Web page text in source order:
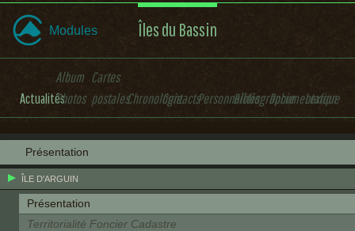
Modules Îles du Bassin
Actualités
Album
Photos
Cartes
postalesChronologieContactsPersonnalitésBibliographieDocumentation
Lexique
Présentation
ÎLE D'ARGUIN
Présentation
Territorialité Foncier Cadastre